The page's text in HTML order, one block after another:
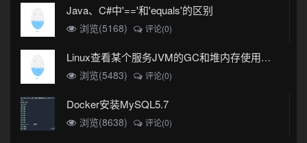
Java、C#中'=='和'equals'的区别
浏览(5168) 评论(0)
Linux查看某个服务JVM的GC和堆内存使用情况
浏览(5483)
评论(0)
Docker安装MySQL5.7
浏览(8638) 评论(0)